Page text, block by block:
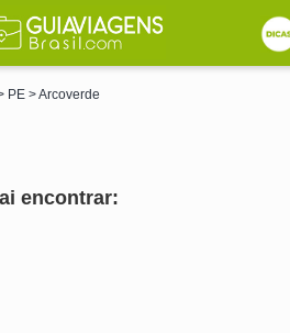
PE > Arcoverde
encontrar: